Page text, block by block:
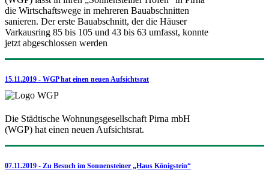
die Wirtschaftswege in mehreren Bauabschnitten
sanieren. Der erste Bauabschnitt, der die Häuser
Varkausring 85 bis 105 und 43 bis 63 umfasst, konnte
jetzt abgeschlossen werden
15.11.2019 - WGP hat einen neuen Aufsichtsrat
Die Städtische Wohnungsgesellschaft Pirna mbH
(WGP) hat einen neuen Aufsichtsrat.
07.11.2019 - Zu Besuch im Sonnensteiner „Haus Königstein“